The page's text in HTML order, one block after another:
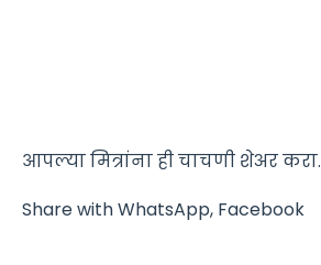
आपल्या मित्रांना ही चाचणी शेअर करा.
Share with WhatsApp, Facebook